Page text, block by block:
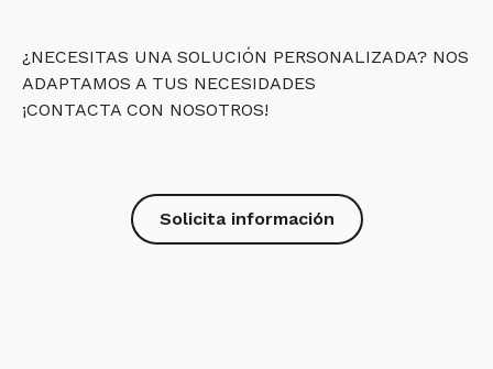
¿NECESITAS UNA SOLUCIÓN PERSONALIZADA? NOS
ADAPTAMOS A TUS NECESIDADES
¡CONTACTA CON NOSOTROS!
Solicita información